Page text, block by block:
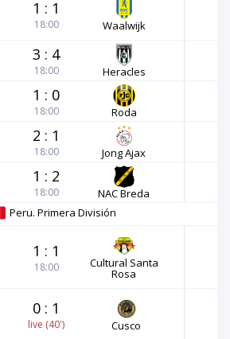
1 : 1
18:00 Waalwijk
3 : 4
18:00 Heracles
1 : 0
18:00 Roda
2 : 1
18:00 Jong Ajax
1 : 2
18:00
NAC Breda
Peru. Primera División
1 : 1
18:00 Cultural Santa
Rosa
0 : 1
live (40')
Cusco